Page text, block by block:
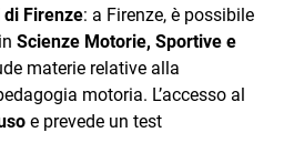
Firenze: a Firenze, è possibile
Scienze Motorie, Sportive e
materie relative alla
motoria. L’accesso al
e prevede un test